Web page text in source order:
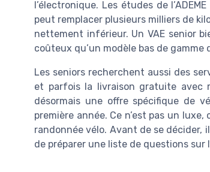
l’électronique. Les études de
peut remplacer plusieurs milliers de
nettement inférieur. Un VAE senior
coûteux qu’un modèle bas de gamme
Les seniors recherchent aussi des
et parfois la livraison gratuite avec
désormais une offre spécifique de
première année. Ce n’est pas un
randonnée vélo. Avant de se
de préparer une liste de questions